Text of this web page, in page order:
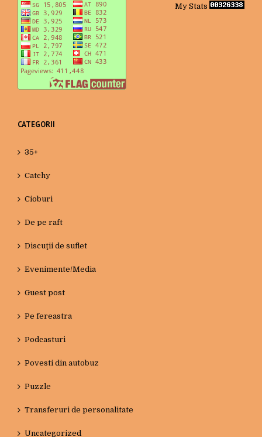
My Stats
CATEGORII
35+
Catchy
Cioburi
De pe raft
Discuţii de suflet
Evenimente/Media
Guest post
Pe fereastra
Podcasturi
Povesti din autobuz
Puzzle
Transferuri de personalitate
Uncategorized